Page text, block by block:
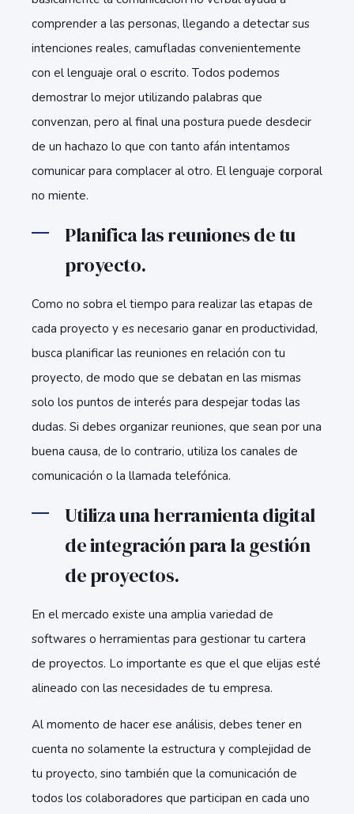
comprender a las personas, llegando a detectar sus
intenciones reales, camufladas convenientemente
con el lenguaje oral o escrito. Todos podemos
demostrar lo mejor utilizando palabras que
convenzan, pero al final una postura puede desdecir
de un hachazo lo que con tanto afán intentamos
comunicar para complacer al otro. El lenguaje corporal
no miente.
Planifica las reuniones de tu
proyecto.
Como no sobra el tiempo para realizar las etapas de
cada proyecto y es necesario ganar en productividad,
busca planificar las reuniones en relación con tu
proyecto, de modo que se debatan en las mismas
solo los puntos de interés para despejar todas las
dudas. Si debes organizar reuniones, que sean por una
buena causa, de lo contrario, utiliza los canales de
comunicación o la llamada telefónica.
Utiliza una herramienta digital
de integración para la gestión
de proyectos.
En el mercado existe una amplia variedad de
softwares o herramientas para gestionar tu cartera
de proyectos. Lo importante es que el que elijas esté
alineado con las necesidades de tu empresa.
Al momento de hacer ese análisis, debes tener en
cuenta no solamente la estructura y complejidad de
tu proyecto, sino también que la comunicación de
todos los colaboradores que participan en cada uno